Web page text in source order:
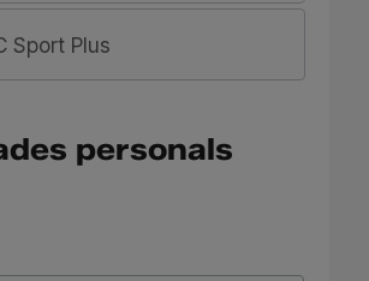
Sport Plus
personals